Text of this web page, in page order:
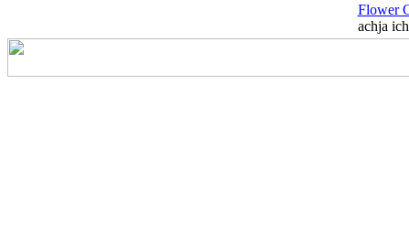
Flower
achja